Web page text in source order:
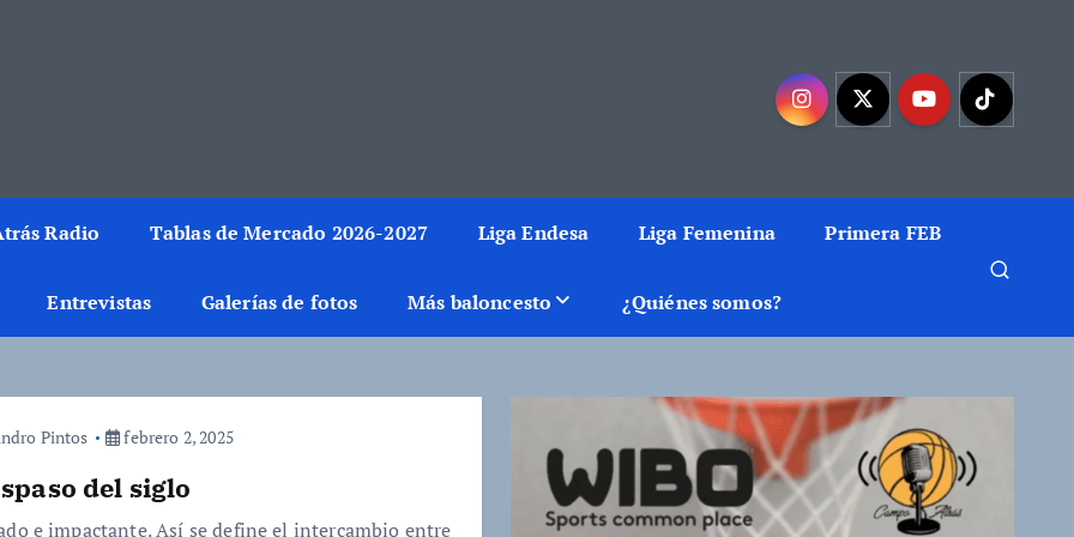
Radio Tablas de Mercado 2026-2027 Liga Endesa Liga Femenina Primera FEB
Entrevistas Galerías de fotos Más baloncesto ¿Quiénes somos?
Pintos febrero 2, 2025
del siglo
e impactante. Así se define el intercambio entre